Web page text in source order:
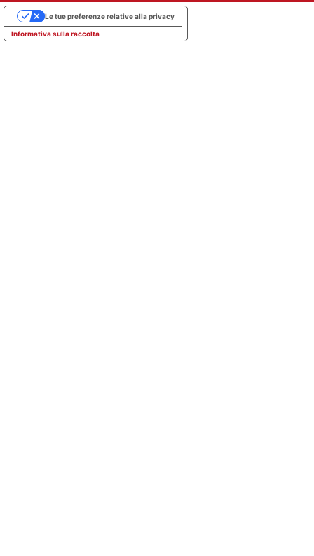
Informativa sulla raccolta
Le tue preferenze relative alla privacy